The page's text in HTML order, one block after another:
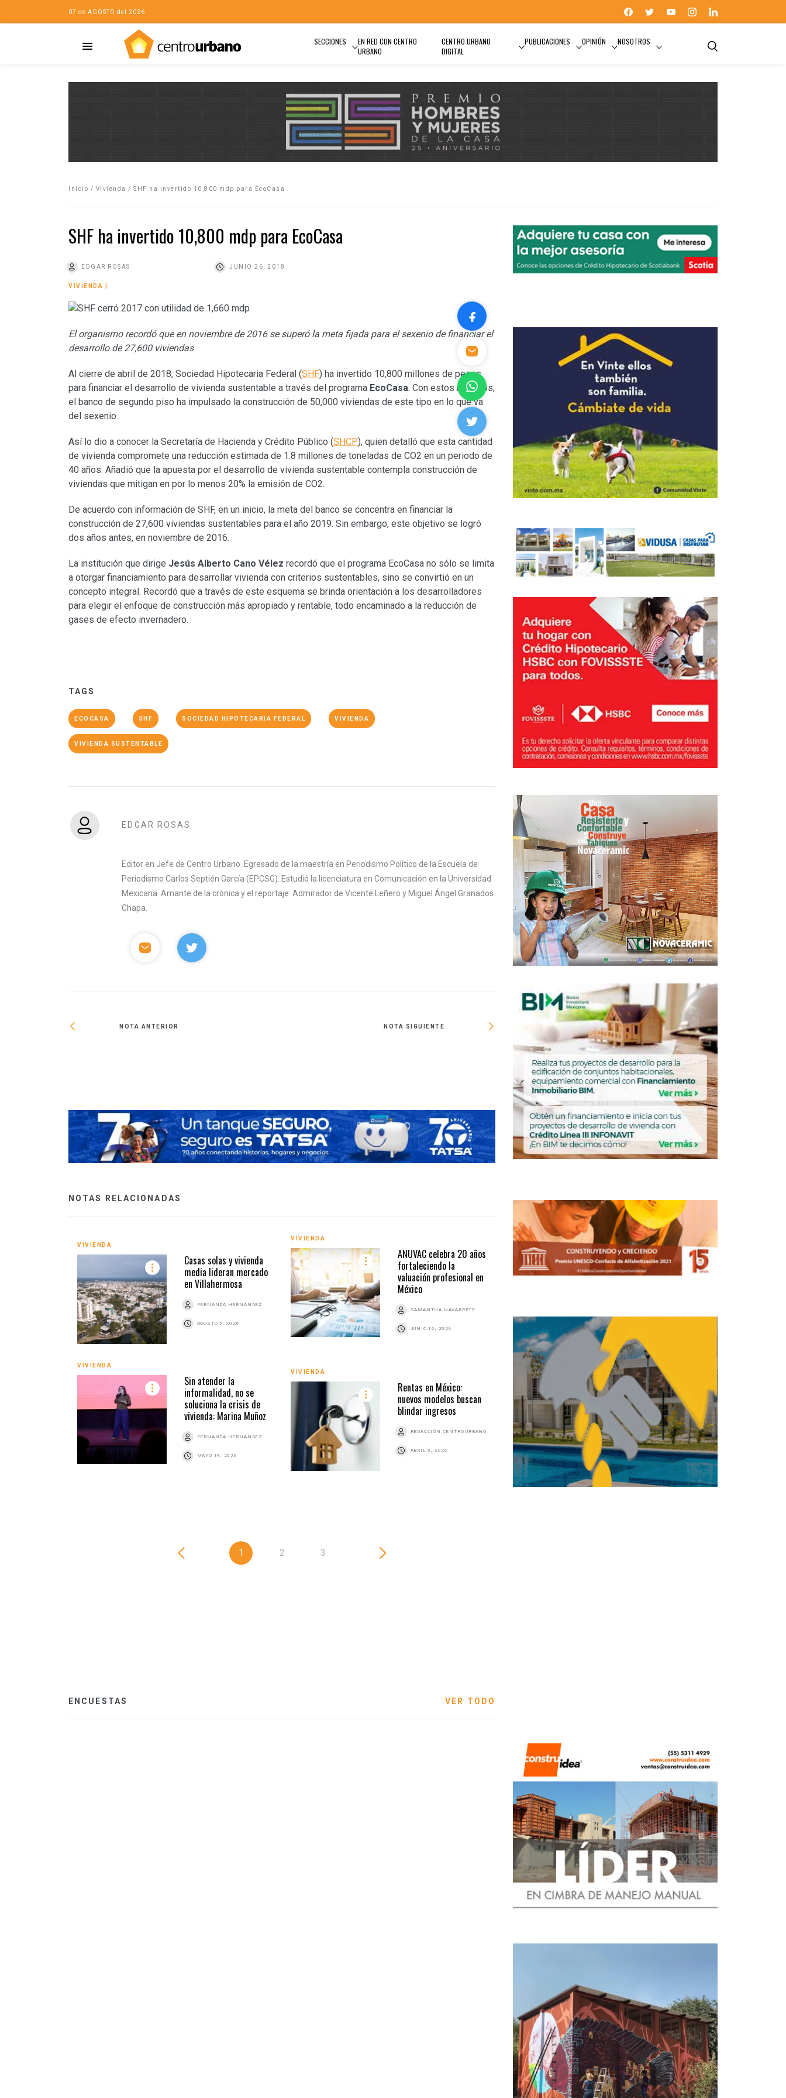
07 de AGOSTO del 2026
SECCIONES
EN RED CON CENTRO
URBANO
CENTRO URBANO
DIGITAL
PUBLICACIONES OPINIÓN NOSOTROS
Inicio / Vivienda / SHF ha invertido 10,800 mdp para EcoCasa
SHF ha invertido 10,800 mdp para EcoCasa
EDGAR ROSAS JUNIO 26, 2018
VIVIENDA
El organismo recordó que en noviembre de 2016 se superó la meta fijada para el sexenio de financiar el
desarrollo de 27,600 viviendas
Al cierre de abril de 2018, Sociedad Hipotecaria Federal (SHF) ha invertido 10,800 millones de pesos
para financiar el desarrollo de vivienda sustentable a través del programa EcoCasa. Con estos recursos,
el banco de segundo piso ha impulsado la construcción de 50,000 viviendas de este tipo en lo que va
del sexenio.
Así lo dio a conocer la Secretaría de Hacienda y Crédito Público (SHCP), quien detalló que esta cantidad
de vivienda compromete una reducción estimada de 1.8 millones de toneladas de CO2 en un periodo de
40 años. Añadió que la apuesta por el desarrollo de vivienda sustentable contempla construcción de
viviendas que mitigan en por lo menos 20% la emisión de CO2.
De acuerdo con información de SHF, en un inicio, la meta del banco se concentra en financiar la
construcción de 27,600 viviendas sustentables para el año 2019. Sin embargo, este objetivo se logró
dos años antes, en noviembre de 2016.
La institución que dirige Jesús Alberto Cano Vélez recordó que el programa EcoCasa no sólo se limita
a otorgar financiamiento para desarrollar vivienda con criterios sustentables, sino se convirtió en un
concepto integral. Recordó que a través de este esquema se brinda orientación a los desarrolladores
para elegir el enfoque de construcción más apropiado y rentable, todo encaminado a la reducción de
gases de efecto invernadero.
TAGS
ECOCASA SHF SOCIEDAD HIPOTECARIA FEDERAL VIVIENDA
VIVIENDA SUSTENTABLE
EDGAR ROSAS
Editor en Jefe de Centro Urbano. Egresado de la maestría en Periodismo Político de la Escuela de
Periodismo Carlos Septién García (EPCSG). Estudió la licenciatura en Comunicación en la Universidad
Mexicana. Amante de la crónica y el reportaje. Admirador de Vicente Leñero y Miguel Ángel Granados
Chapa.
NOTA ANTERIOR NOTA SIGUIENTE
Fibra Upsite quiere mejorar competitividad
de las pymes
NOTAS RELACIONADAS
VIVIENDA
Casas solas y vivienda
media lideran mercado
en Villahermosa
FERNANDA HERNÁNDEZ
AGOSTO 5, 2026
VIVIENDA
ANUVAC celebra 20 años
fortaleciendo la
valuación profesional en
México
SAMANTHA NAVARRETE
JUNIO 10, 2026
VIVIENDA
Sin atender la
informalidad, no se
soluciona la crisis de
vivienda: Marina Muñoz
FERNANDA HERNÁNDEZ
MAYO 19, 2026
VIVIENDA
Rentas en México:
nuevos modelos buscan
blindar ingresos
REDACCIÓN CENTRO URBANO
ABRIL 9, 2026
VIVIENDA
Vivienda para el
Bienestar llega al
Edomex; construcción
ABRIL 7, 2026
VIVIENDA
Así son las Viviendas
para el Bienestar que
construye el Infonavit
REDACCIÓN CENTRO URBANO
FEBRERO 10, 2026
1 2 3
ENCUESTAS VER TODO